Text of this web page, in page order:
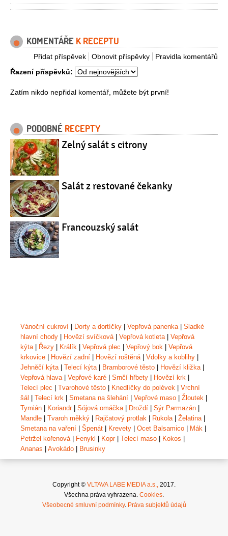
KOMENTÁŘE K RECEPTU
Pravidla komentářů
Obnovit příspěvky
Přidat příspěvek
Řazení příspěvků:
Zatím nikdo nepřidal komentář, můžete být první!
PODOBNÉ RECEPTY
Zelný salát s citrony
Salát z restované čekanky
Francouzský salát
Vánoční cukroví Dorty a dortíčky Vepřová panenka
Sladké
hlavní chody
Hovězí svíčková Vepřová kotleta
Vepřová
kýta
Řezy Králík Vepřová plec Vepřový bok
Vepřová
krkovice
Hovězí zadní Hovězí roštěná Vdolky a koblihy
Jehněčí kýta
Telecí kýta Bramborové těsto Hovězí kližka
Vepřová hlava
Vepřové karé Srnčí hřbety Hovězí krk
Telecí plec
Tvarohové těsto Knedlíčky do polévek
Vrchní
šál
Telecí krk Smetana na šlehání Vepřové maso Žloutek
Tymián
Koriandr| Sójová omáčka Droždí Sýr Parmazán
Mandle
Tvaroh měkký Rajčatový protlak Rukola Želatina
Smetana na vaření
Špenát Krevety Ocet Balsamico Mák
Petržel kořenová
Fenykl Kopr| Telecí maso Kokos
Ananas
Avokádo Brusinky
Copyright © VLTAVA LABE MEDIA a.s., 2017.
Všechna práva vyhrazena. Cookies.
Všeobecné smluvní podmínky. Práva subjektů údajů